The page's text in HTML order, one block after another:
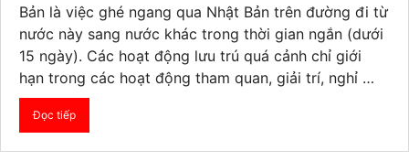
Bản là việc ghé ngang qua Nhật Bản trên đường đi từ
nước này sang nước khác trong thời gian ngắn (dưới
15 ngày). Các hoạt động lưu trú quá cảnh chỉ giới
hạn trong các hoạt động tham quan, giải trí, nghỉ …
Đọc tiếp